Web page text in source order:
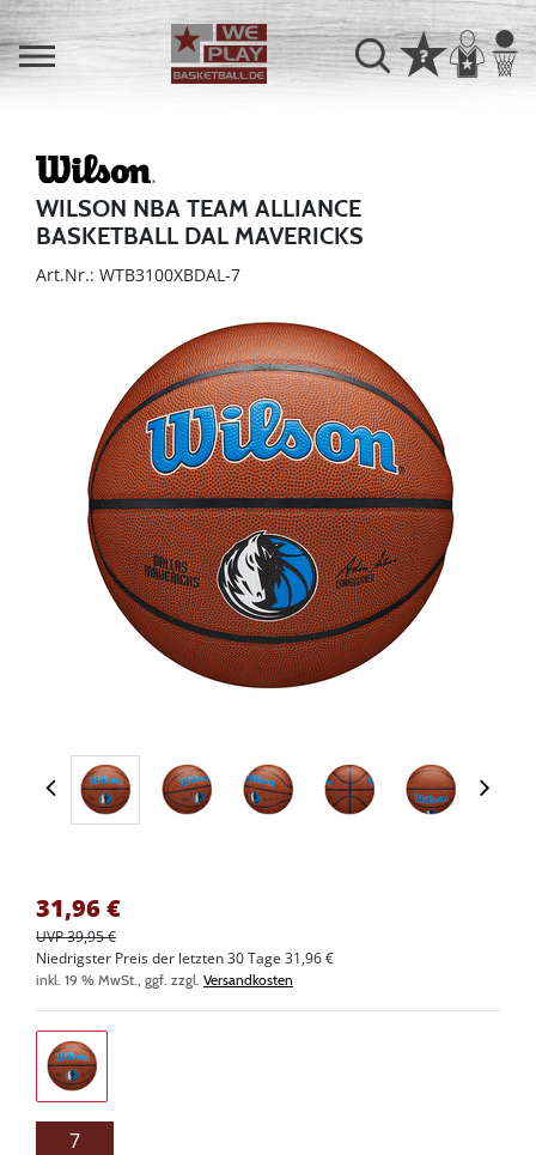
WILSON NBA TEAM ALLIANCE
BASKETBALL DAL MAVERICKS
Art.Nr.: WTB3100XBDAL-7
31,96 €
UVP 39,95 €
Niedrigster Preis der letzten 30 Tage 31,96 €
inkl. 19 % MwSt., ggf. zzgl. Versandkosten
7